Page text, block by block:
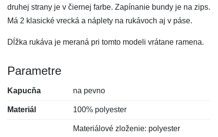
druhej strany je v čiernej farbe. Zapínanie bundy je na zips.
Má 2 klasické vrecká a náplety na rukávoch aj v páse.
Dĺžka rukáva je meraná pri tomto modeli vrátane ramena.
Parametre
Kapucňa na pevno
Materiál 100% polyester
Materiálové zloženie: polyester